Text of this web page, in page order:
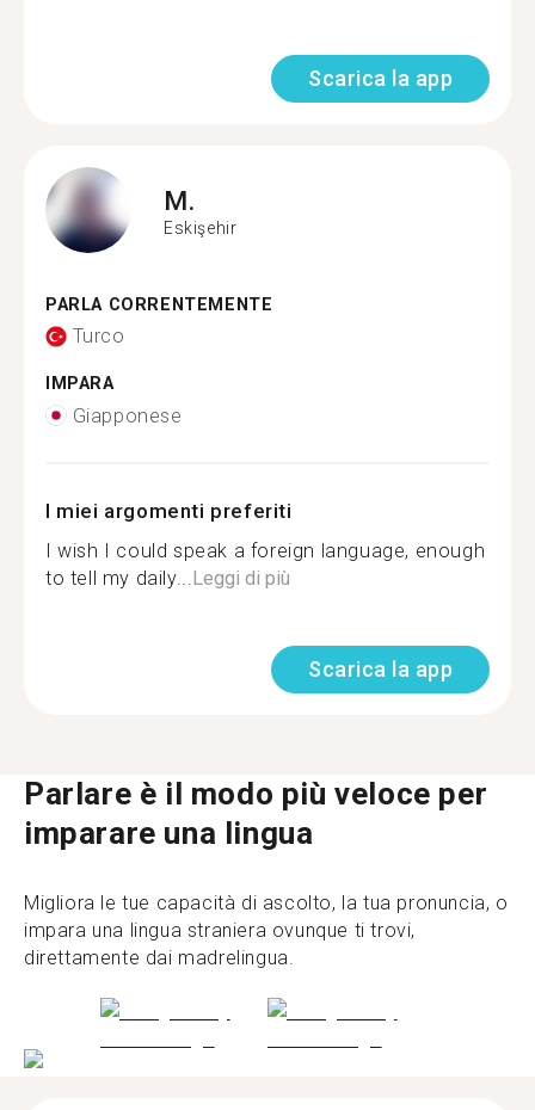
Scarica la app
M.
Eskişehir
PARLA CORRENTEMENTE
Turco
IMPARA
Giapponese
I miei argomenti preferiti
I wish I could speak a foreign language, enough
to tell my daily... Leggi di più
Scarica la app
Parlare è il modo più veloce per
imparare una lingua
Migliora le tue capacità di ascolto, la tua pronuncia, o
impara una lingua straniera ovunque ti trovi,
direttamente dai madrelingua.